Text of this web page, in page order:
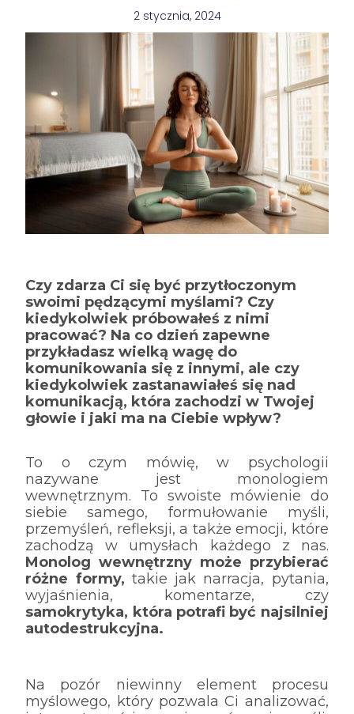
2 stycznia, 2024
Czy zdarza Ci się być przytłoczonym
swoimi pędzącymi myślami? Czy
kiedykolwiek próbowałeś z nimi
pracować? Na co dzień zapewne
przykładasz wielką wagę do
komunikowania się z innymi, ale czy
kiedykolwiek zastanawiałeś się nad
komunikacją, która zachodzi w Twojej
głowie i jaki ma na Ciebie wpływ?
To o czym mówię, w psychologii
nazywane jest monologiem
wewnętrznym. To swoiste mówienie do
siebie samego, formułowanie myśli,
przemyśleń, refleksji, a także emocji, które
zachodzą w umysłach każdego z nas.
Monolog wewnętrzny może przybierać
różne formy, takie jak narracja, pytania,
wyjaśnienia, komentarze, czy
samokrytyka, która potrafi być najsilniej
autodestrukcyjna.
Na pozór niewinny element procesu
myślowego, który pozwala Ci analizować,